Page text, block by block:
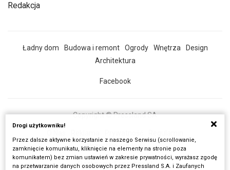
Redakcja
Ładny dom Budowa i remont Ogrody Wnętrza
Design
Architektura
Facebook
Copyright © Pressland SA
Wszystkie artykuły
Realizacja: Fancybox.pl
Drogi użytkowniku!
Przez dalsze aktywne korzystanie z naszego Serwisu (scrollowanie,
zamknięcie komunikatu, kliknięcie na elementy na stronie poza
komunikatem) bez zmian ustawień w zakresie prywatności, wyrażasz zgodę
na przetwarzanie danych osobowych przez Pressland S.A. i Zaufanych